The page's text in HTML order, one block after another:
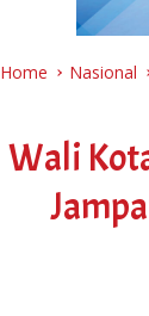
Home Nasional
Wali